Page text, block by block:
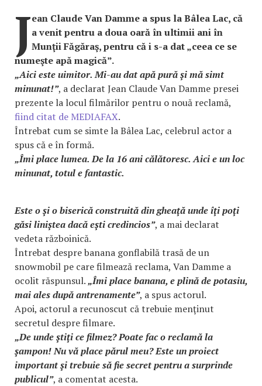
Jean Claude Van Damme a spus la Bâlea Lac, că
a venit pentru a doua oară în ultimii ani în
Munţii Făgăraş, pentru că i s-a dat „ceea ce se
numeşte apă magică”.
„Aici este uimitor. Mi-au dat apă pură şi mă simt
minunat!”, a declarat Jean Claude Van Damme presei
prezente la locul filmărilor pentru o nouă reclamă,
fiind citat de MEDIAFAX.
Întrebat cum se simte la Bâlea Lac, celebrul actor a
spus că e în formă.
„Îmi place lumea. De la 16 ani călătoresc. Aici e un loc
minunat, totul e fantastic.
Este o şi o biserică construită din gheaţă unde îţi poţi
găsi liniştea dacă eşti credincios”, a mai declarat
vedeta războinică.
Întrebat despre banana gonflabilă trasă de un
snowmobil pe care filmează reclama, Van Damme a
ocolit răspunsul.„Îmi place banana, e plină de potasiu,
mai ales după antrenamente”, a spus actorul.
Apoi, actorul a recunoscut că trebuie menţinut
secretul despre filmare.
„De unde ştiţi ce filmez? Poate fac o reclamă la
şampon! Nu vă place părul meu? Este un proiect
important şi trebuie să fie secret pentru a surprinde
publicul”, a comentat acesta.